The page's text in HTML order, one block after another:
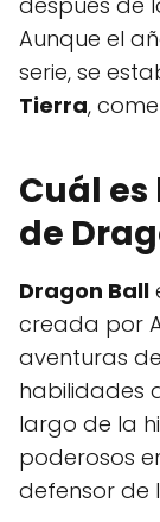
Aunque el
serie, se
Tierra,
Cuál
de
Dragon Ball
creada por
aventuras
habilidades
largo de la
poderosos
defensor de